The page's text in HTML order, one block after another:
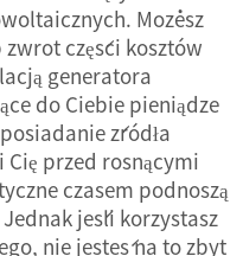
Możesz
części kosztów
generatora
do Ciebie pieniądze
źródła
przed rosnącymi
czasem podnoszą
jeśli korzystasz
nie jesteś na to zbyt